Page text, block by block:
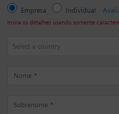
Empresa
Individual
Insira os detalhes usando somente